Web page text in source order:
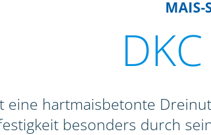
MAIS-
eine hartmaisbetonte
besonders durch